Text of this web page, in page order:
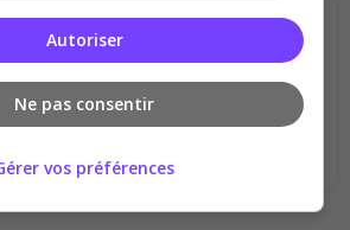
Staff du serveur
Disponibilité
le premier avis
Autoriser
Ne pas consentir
vos préférences